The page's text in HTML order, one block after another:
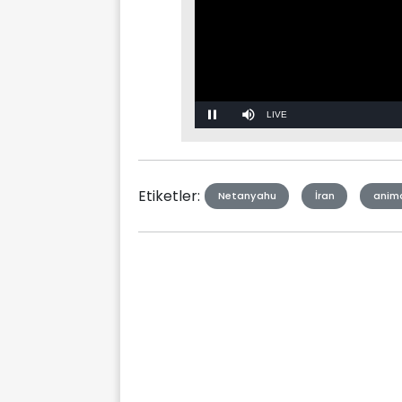
Mute Stream
Etiketler: Netanyahu İran